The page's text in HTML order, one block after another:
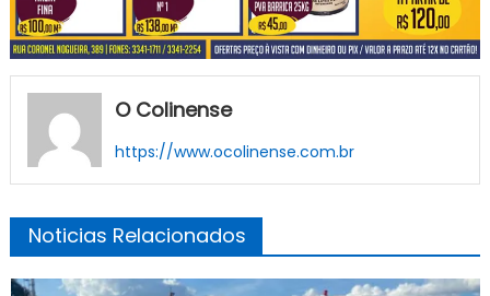
O Colinense
https://www.ocolinense.com.br
Noticias Relacionados